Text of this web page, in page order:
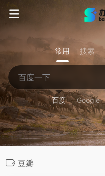
常用 搜索
百度 Google
豆瓣